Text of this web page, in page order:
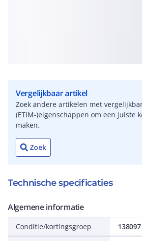
Vergelijkbaar artikel
Zoek andere artikelen met
(ETIM-)eigenschappen om een juiste
maken.
Zoek
Technische specificaties
Algemene informatie
Conditie/kortingsgroep 138097